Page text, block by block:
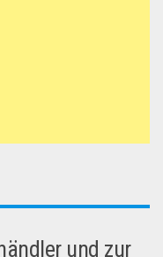
und zur